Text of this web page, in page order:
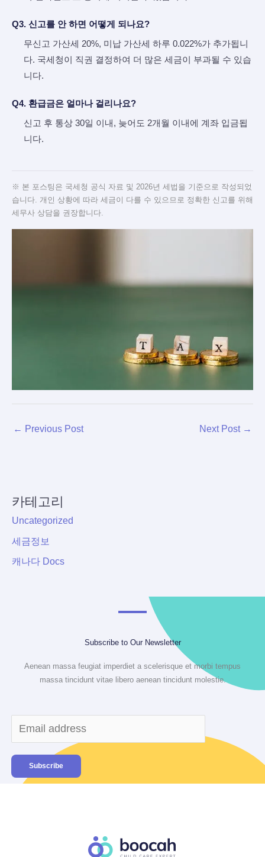
Q3. 신고를 안 하면 어떻게 되나요?
무신고 가산세 20%, 미납 가산세 하루 0.022%가 추가됩니
다. 국세청이 직권 결정하여 더 많은 세금이 부과될 수 있습
니다.
Q4. 환급금은 얼마나 걸리나요?
신고 후 통상 30일 이내, 늦어도 2개월 이내에 계좌 입금됩
니다.
※ 본 포스팅은 국세청 공식 자료 및 2026년 세법을 기준으로 작성되었
습니다. 개인 상황에 따라 세금이 다를 수 있으므로 정확한 신고를 위해
세무사 상담을 권장합니다.
← Previous Post Next Post →
카테고리
Uncategorized
세금정보
캐나다 Docs
Subscribe to Our Newsletter
Aenean massa feugiat imperdiet a scelerisque et morbi tempus
massa tincidunt vitae libero aenean tincidunt molestie.
Subscribe